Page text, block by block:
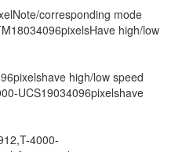
corresponding mode
high/low
high/low speed
UCS19034096pixelshave
4000-